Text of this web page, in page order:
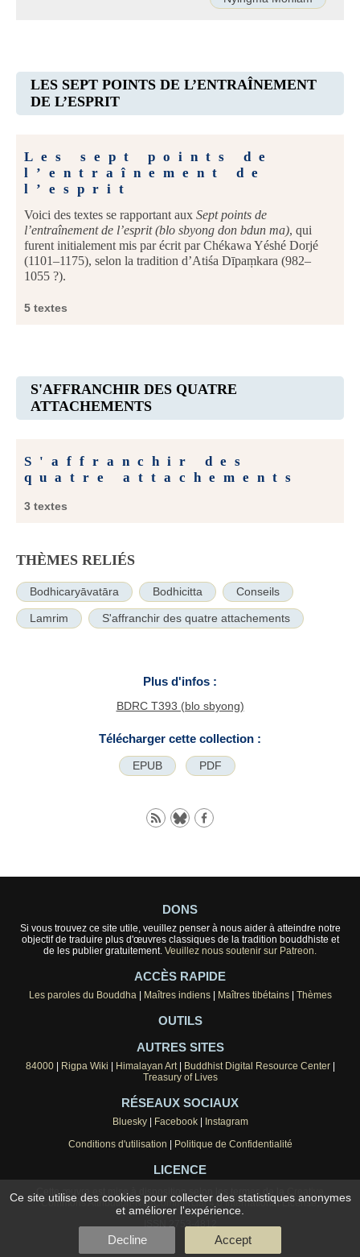
LES SEPT POINTS DE L’ENTRAÎNEMENT
DE L’ESPRIT
Les sept points de
l’entraînement de
l’esprit
Voici des textes se rapportant aux Sept points de
l’entraînement de l’esprit (blo sbyong don bdun ma), qui
furent initialement mis par écrit par Chékawa Yéshé Dorjé
(1101–1175), selon la tradition d’Atiśa Dīpaṃkara (982–
1055 ?).
5 textes
S'AFFRANCHIR DES QUATRE
ATTACHEMENTS
S'affranchir des
quatre attachements
3 textes
THÈMES RELIÉS
Bodhicaryāvatāra Bodhicitta Conseils
Lamrim S'affranchir des quatre attachements
Plus d'infos :
BDRC T393 (blo sbyong)
Télécharger cette collection :
EPUB PDF
DONS
Si vous trouvez ce site utile, veuillez penser à nous aider à atteindre notre
objectif de traduire plus d'œuvres classiques de la tradition bouddhiste et
de les publier gratuitement. Veuillez nous soutenir sur Patreon.
ACCÈS RAPIDE
Les paroles du Bouddha| Maîtres indiens| Maîtres tibétains| Thèmes
OUTILS
AUTRES SITES
84000| Rigpa Wiki Himalayan Art| Buddhist Digital Resource Center|
Treasury of Lives
RÉSEAUX SOCIAUX
Bluesky| Facebook|
Instagram
Conditions d'utilisation
Politique de Confidentialité
LICENCE
Cette œuvre est mise à disposition selon les termes de la
Commons Attribution-NonCommercial 4.0 International License.
ISSN 2753-4812
Ce site utilise des cookies pour collecter des statistiques anonymes
et améliorer l'expérience.
Decline Accept